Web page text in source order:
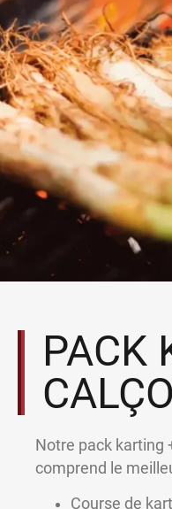
PACK
Notre pack karting
comprend le
Course de